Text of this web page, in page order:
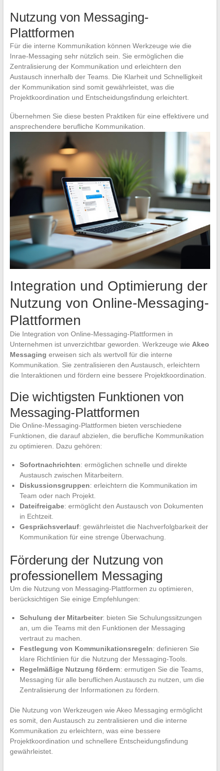
Nutzung von Messaging-
Plattformen
Für die interne Kommunikation können Werkzeuge wie die
Inrae-Messaging sehr nützlich sein. Sie ermöglichen die
Zentralisierung der Kommunikation und erleichtern den
Austausch innerhalb der Teams. Die Klarheit und Schnelligkeit
der Kommunikation sind somit gewährleistet, was die
Projektkoordination und Entscheidungsfindung erleichtert.
Übernehmen Sie diese besten Praktiken für eine effektivere und
ansprechendere berufliche Kommunikation.
Integration und Optimierung der
Nutzung von Online-Messaging-
Plattformen
Die Integration von Online-Messaging-Plattformen in
Unternehmen ist unverzichtbar geworden. Werkzeuge wie Akeo
Messaging erweisen sich als wertvoll für die interne
Kommunikation. Sie zentralisieren den Austausch, erleichtern
die Interaktionen und fördern eine bessere Projektkoordination.
Die wichtigsten Funktionen von
Messaging-Plattformen
Die Online-Messaging-Plattformen bieten verschiedene
Funktionen, die darauf abzielen, die berufliche Kommunikation
zu optimieren. Dazu gehören:
Sofortnachrichten: ermöglichen schnelle und direkte
Austausch zwischen Mitarbeitern.
Diskussionsgruppen: erleichtern die Kommunikation im
Team oder nach Projekt.
Dateifreigabe: ermöglicht den Austausch von Dokumenten
in Echtzeit.
Gesprächsverlauf: gewährleistet die Nachverfolgbarkeit der
Kommunikation für eine strenge Überwachung.
Förderung der Nutzung von
professionellem Messaging
Um die Nutzung von Messaging-Plattformen zu optimieren,
berücksichtigen Sie einige Empfehlungen:
Schulung der Mitarbeiter: bieten Sie Schulungssitzungen
an, um die Teams mit den Funktionen der Messaging
vertraut zu machen.
Festlegung von Kommunikationsregeln: definieren Sie
klare Richtlinien für die Nutzung der Messaging-Tools.
Regelmäßige Nutzung fördern: ermutigen Sie die Teams,
Messaging für alle beruflichen Austausch zu nutzen, um die
Zentralisierung der Informationen zu fördern.
Die Nutzung von Werkzeugen wie Akeo Messaging ermöglicht
es somit, den Austausch zu zentralisieren und die interne
Kommunikation zu erleichtern, was eine bessere
Projektkoordination und schnellere Entscheidungsfindung
gewährleistet.